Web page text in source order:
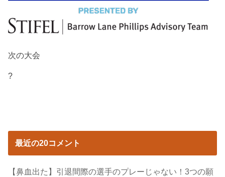
次の大会
?
最近の20コメント
【鼻血出た】引退間際の選手のプレーじゃない！3つの願